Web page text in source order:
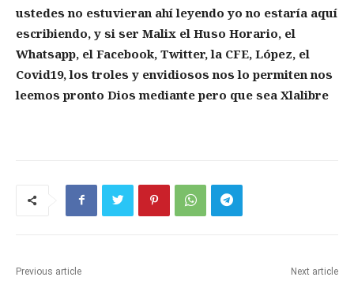
ustedes no estuvieran ahí leyendo yo no estaría aquí
escribiendo, y si ser Malix el Huso Horario, el
Whatsapp, el Facebook, Twitter, la CFE, López, el
Covid19, los troles y envidiosos nos lo permiten nos
leemos pronto Dios mediante pero que sea Xlalibre
Previous article Next article